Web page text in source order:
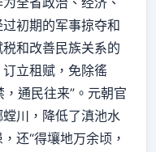
初期的军事掠夺和
和改善民族关系的
立租赋，免除徭
，通民往来”。元朝官
川，降低了滇池水
还“得壤地万余顷，